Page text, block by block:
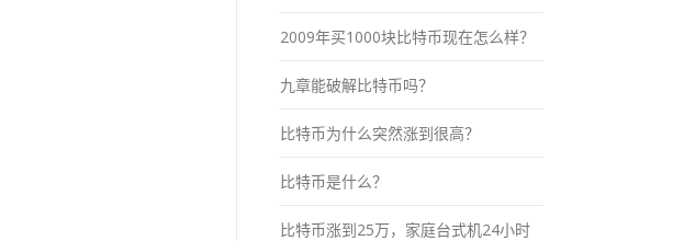
2009年买1000块比特币现在怎么样？
九章能破解比特币吗？
比特币为什么突然涨到很高？
比特币是什么？
比特币涨到25万，家庭台式机24小时